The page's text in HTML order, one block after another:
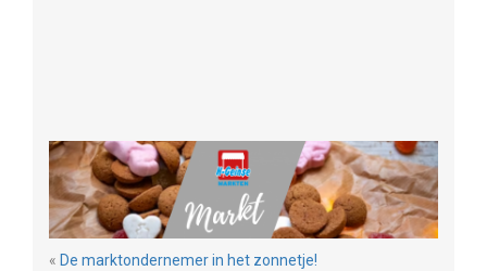
« De marktondernemer in het zonnetje!